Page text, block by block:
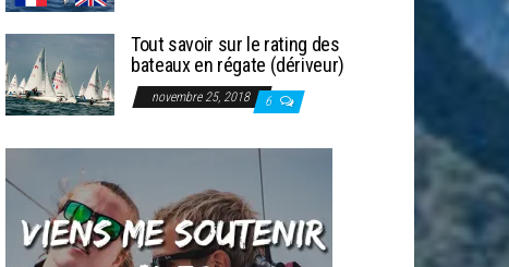
Tout savoir sur le rating des
bateaux en régate (dériveur)
novembre 25, 2018 6